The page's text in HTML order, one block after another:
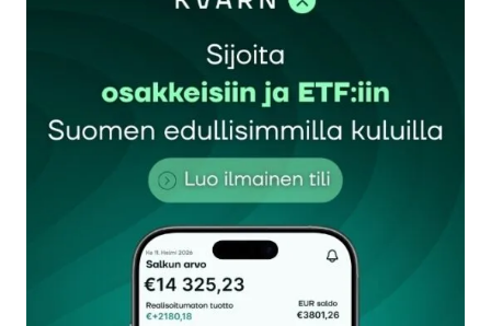
Sähköpostiosoitettasi ei julkaista.Pakolliset
kentät on merkitty*
Kommentti*